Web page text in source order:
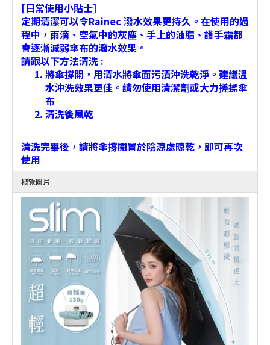
[日常使用小貼士]
定期清潔可以令Rainec 潑水效果更持久。在使用的過
程中，雨滴、空氣中的灰塵、手上的油脂、護手霜都
會逐漸減弱傘布的潑水效果。
請跟以下方法清洗 :
將傘撐開，用清水將傘面污漬沖洗乾淨。建議溫
水沖洗效果更佳。請勿使用清潔劑或大力搓揉傘
布
清洗後風乾
清洗完畢後，請將傘撐開置於陰涼處晾乾，即可再次
使用
概覽圖片